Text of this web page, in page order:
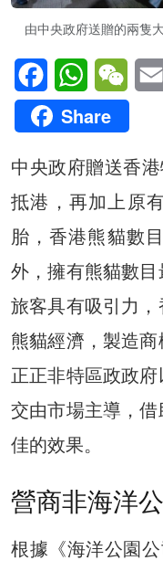
由中央政府送贈的兩隻
FacebookWhatsApp
Share
中央政府贈送香
抵港，再加上原
胎，香港熊貓數
外，擁有熊貓數
旅客具有吸引力
熊貓經濟，製造
正正非特區政政
交由市場主導，
佳的效果。
營商非海洋
根據《海洋公園